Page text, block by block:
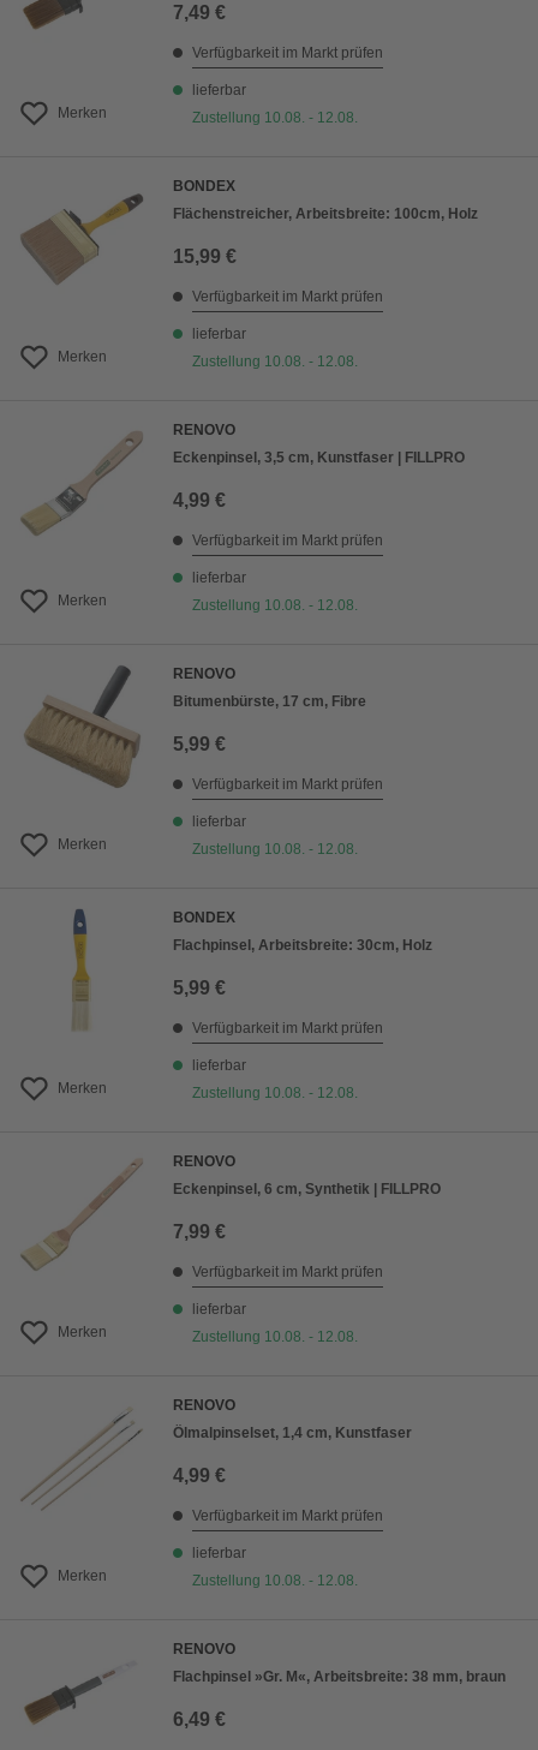
Merken
7,49 €
Verfügbarkeit im Markt prüfen
lieferbar
Zustellung 10.08. - 12.08.
Merken
BONDEX
Flächenstreicher, Arbeitsbreite: 100cm, Holz
15,99 €
Verfügbarkeit im Markt prüfen
lieferbar
Zustellung 10.08. - 12.08.
Merken
RENOVO
Eckenpinsel, 3,5 cm, Kunstfaser | FILLPRO
4,99 €
Verfügbarkeit im Markt prüfen
lieferbar
Zustellung 10.08. - 12.08.
Merken
RENOVO
Bitumenbürste, 17 cm, Fibre
5,99 €
Verfügbarkeit im Markt prüfen
lieferbar
Zustellung 10.08. - 12.08.
Merken
BONDEX
Flachpinsel, Arbeitsbreite: 30cm, Holz
5,99 €
Verfügbarkeit im Markt prüfen
lieferbar
Zustellung 10.08. - 12.08.
Merken
RENOVO
Eckenpinsel, 6 cm, Synthetik | FILLPRO
7,99 €
Verfügbarkeit im Markt prüfen
lieferbar
Zustellung 10.08. - 12.08.
Merken
RENOVO
Ölmalpinselset, 1,4 cm, Kunstfaser
4,99 €
Verfügbarkeit im Markt prüfen
lieferbar
Zustellung 10.08. - 12.08.
RENOVO
Flachpinsel »Gr. M«, Arbeitsbreite: 38 mm, braun
6,49 €